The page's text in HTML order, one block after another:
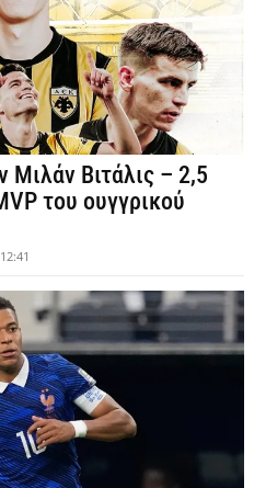
Βιτάλις – 2,5
του ουγγρικού